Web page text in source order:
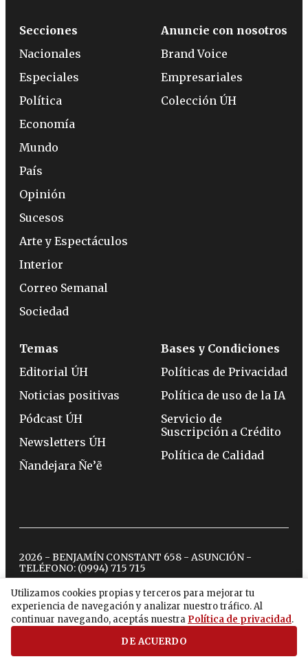
Utilizamos cookies propias y terceros para mejorar tu
experiencia de navegación y analizar nuestro tráfico. Al
continuar navegando, aceptás nuestra Política de privacidad.
DE ACUERDO
Secciones
Nacionales
Especiales
Política
Economía
Mundo
País
Opinión
Sucesos
Arte y Espectáculos
Interior
Correo Semanal
Sociedad
Anuncie con nosotros
Brand Voice
Empresariales
Colección ÚH
Temas
Editorial ÚH
Noticias positivas
Pódcast ÚH
Newsletters ÚH
Ñandejara Ñe’ẽ
Bases y Condiciones
Políticas de Privacidad
Política de uso de la IA
Servicio de
Suscripción a Crédito
Política de Calidad
2026 - BENJAMÍN CONSTANT 658 - ASUNCIÓN -
TELÉFONO: (0994) 715 715
twitterinstagram
facebook
tiktokyoutubespotify